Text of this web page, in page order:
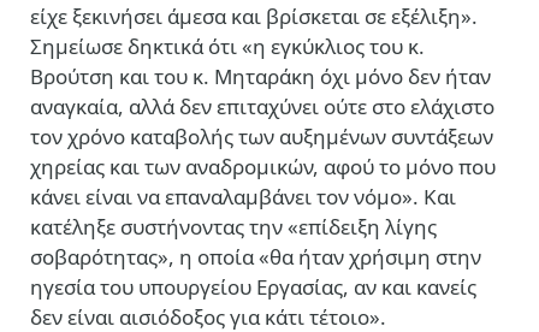
είχε ξεκινήσει άμεσα και βρίσκεται σε εξέλιξη».
Σημείωσε δηκτικά ότι «η εγκύκλιος του κ.
Βρούτση και του κ. Μηταράκη όχι μόνο δεν ήταν
αναγκαία, αλλά δεν επιταχύνει ούτε στο ελάχιστο
τον χρόνο καταβολής των αυξημένων συντάξεων
χηρείας και των αναδρομικών, αφού το μόνο που
κάνει είναι να επαναλαμβάνει τον νόμο». Και
κατέληξε συστήνοντας την «επίδειξη λίγης
σοβαρότητας», η οποία «θα ήταν χρήσιμη στην
ηγεσία του υπουργείου Εργασίας, αν και κανείς
δεν είναι αισιόδοξος για κάτι τέτοιο».